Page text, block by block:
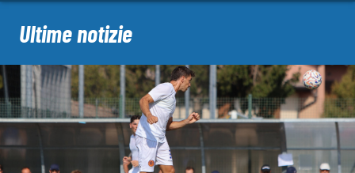
Ultime notizie